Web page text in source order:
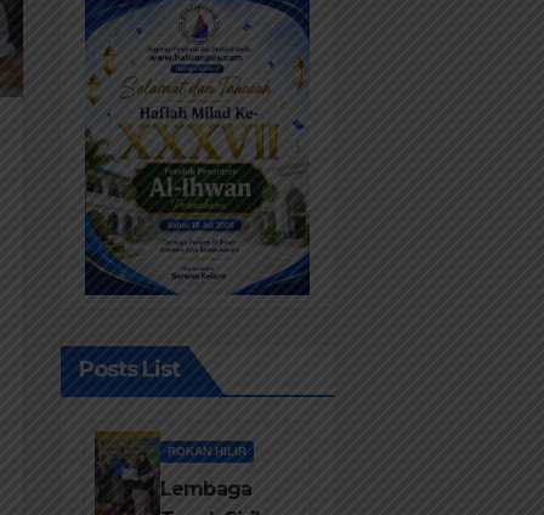
Posts List
ROKAN HILIR
Lembaga